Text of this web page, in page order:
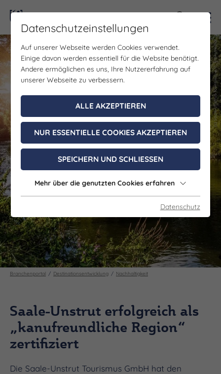
(c) Saale-Unstrut-Tourismus-e.V., Transmedial
(c) Saale-Unstrut-Tourismus-e.V., Transmedial
Branchenportal Destinationsentwicklung Nachhaltigkeit
Saale-Unstrut erfolgreich als
„kanufreundliche Region“
zertifiziert
Die Saale-Unstrut Tourismus GmbH hat den
Datenschutzeinstellungen
Auf unserer Webseite werden Cookies verwendet.
Einige davon werden essentiell für die Website benötigt.
Andere ermöglichen es uns, Ihre Nutzererfahrung auf
unserer Webseite zu verbessern.
ALLE AKZEPTIEREN
NUR ESSENTIELLE COOKIES AKZEPTIEREN
SPEICHERN UND SCHLIESSEN
Mehr über die genutzten Cookies erfahren
Datenschutz